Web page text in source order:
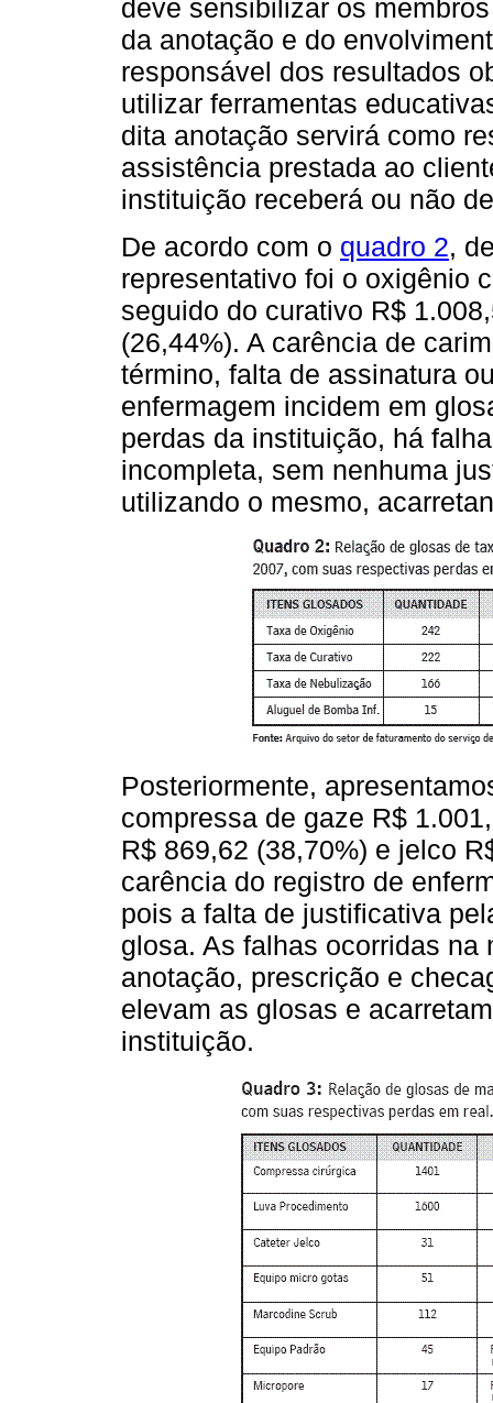
deve sensibilizar os
da anotação e do
responsável dos resultados
utilizar ferramentas
dita anotação servirá como
assistência prestada ao
instituição receberá ou não
De acordo com o quadro 2,
representativo foi o oxigênio
seguido do curativo R$
(26,44%). A carência de
término, falta de assinatura
enfermagem incidem em
perdas da instituição, há
incompleta, sem nenhuma
utilizando o mesmo,
Posteriormente,
compressa de gaze R$
R$ 869,62 (38,70%) e jelco
carência do registro de
pois a falta de justificativa
glosa. As falhas ocorridas
anotação, prescrição e
elevam as glosas e
instituição.